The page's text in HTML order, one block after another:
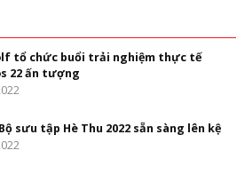
tổ chức buổi trải nghiệm thực tế
22 ấn tượng
sưu tập Hè Thu 2022 sẵn sàng lên kệ